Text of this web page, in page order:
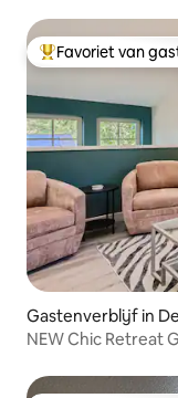
Topfavoriet van
Favoriet van
Gastenverblijf in
NEW Chic Retreat